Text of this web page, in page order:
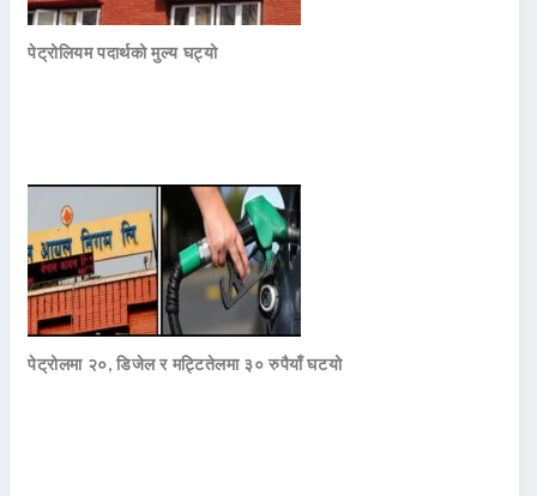
पेट्रोलियम पदार्थको मुल्य घट्यो
पेट्रोलमा २०, डिजेल र मट्टितेलमा ३० रुपैयाँ घटयो